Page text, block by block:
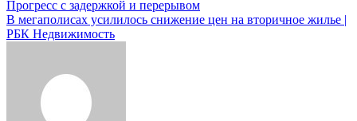
Навигация
по
Прогресс с задержкой и перерывом
В мегаполисах усилилось снижение цен на вторичное жилье |
РБК Недвижимость